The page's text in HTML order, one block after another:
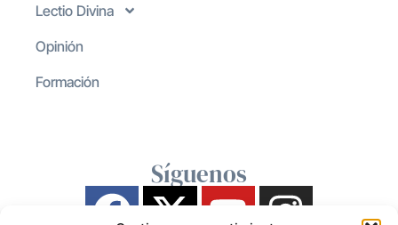
Lectio Divina
Opinión
Formación
Síguenos